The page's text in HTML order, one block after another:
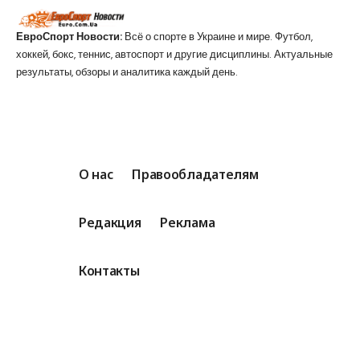
ЕвроСпорт Новости: Всё о спорте в Украине и мире. Футбол,
хоккей, бокс, теннис, автоспорт и другие дисциплины. Актуальные
результаты, обзоры и аналитика каждый день.
О нас Правообладателям
Редакция Реклама
Контакты